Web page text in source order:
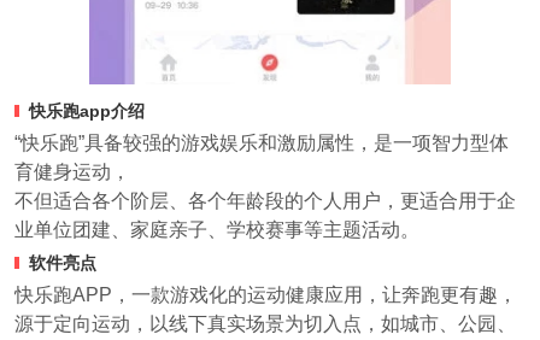
快乐跑app介绍
“快乐跑”具备较强的游戏娱乐和激励属性，是一项智力型体
育健身运动，
不但适合各个阶层、各个年龄段的个人用户，更适合用于企
业单位团建、家庭亲子、学校赛事等主题活动。
软件亮点
快乐跑APP，一款游戏化的运动健康应用，让奔跑更有趣，
源于定向运动，以线下真实场景为切入点，如城市、公园、